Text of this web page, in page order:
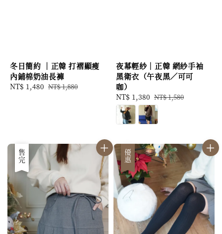
冬日簡約 ｜正韓 打褶顯瘦
內鋪棉奶油長褲
Sale
NT$ 1,480 Regular
NT$ 1,880
夜幕輕紗｜正韓 網紗手袖
黑衛衣（午夜黑／可可
咖）
Sale
price
NT$ 1,380 Regular
price
NT$ 1,580
優惠
售完 優惠